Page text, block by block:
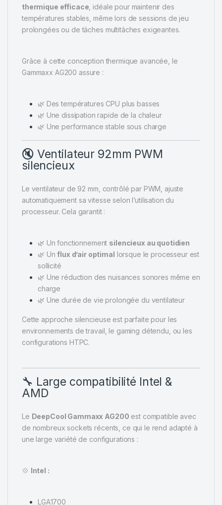
thermique efficace , idéale pour maintenir des
températures stables, même lors de sessions de jeu
prolongées ou de tâches multitâches exigeantes.
Grâce à cette conception thermique avancée, le
Gammaxx AG200 assure :
🌿 Des températures CPU plus basses
🌿 Une dissipation rapide de la chaleur
🌿 Une performance stable sous charge
🔇 Ventilateur 92mm PWM
silencieux
Le ventilateur de 92 mm, contrôlé par PWM, ajuste
automatiquement sa vitesse selon l’utilisation du
processeur. Cela garantit :
🌿 Un fonctionnement silencieux au quotidien
🌿 Unflux d’air optimal lorsque le processeur est
sollicité
🌿 Une réduction des nuisances sonores même en
charge
🌿 Une durée de vie prolongée du ventilateur
Cette approche silencieuse est parfaite pour les
environnements de travail, le gaming détendu, ou les
configurations HTPC.
🔧 Large compatibilité Intel &
AMD
Le DeepCool Gammaxx AG200 est compatible avec
de nombreux sockets récents, ce qui le rend adapté à
une large variété de configurations :
💠 Intel :
LGA1700